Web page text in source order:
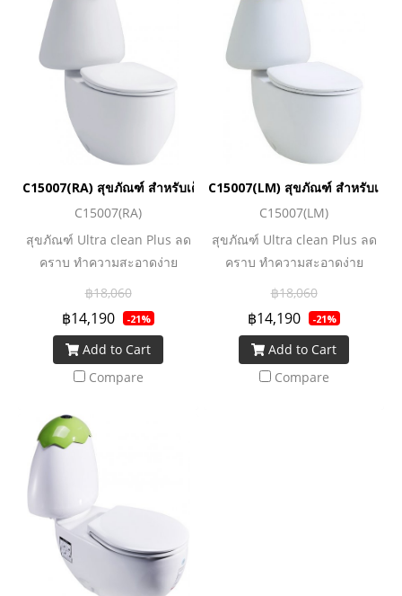
C15007(RA) สุขภัณฑ์ สำหรับเด็ก 3.75 ลิตร รุ่น GOOGAI (สีชมพู)
C15007(RA)
สุขภัณฑ์ Ultra clean Plus ลด
คราบ ทำความสะอาดง่าย
สุขภัณฑ์สำหรับเด็กวัย 3-12 ปี
ฝาปิดหม้อน้ำทรงเปลือกไข่ 3 สี
สดใส : สีเขียวกีวี่ สีเขียวมะนาว
และ สีชมพู ระบบประหยัดน้ำ
ใช้น้ำเพียง 3.75 ลิตร
฿18,060
฿14,190 -21%
Add to Cart
Compare
C15007(LM) สุขภัณฑ์ สำหรับเด็ก
C15007(LM)
สุขภัณฑ์ Ultra clean Plus ลด
คราบ ทำความสะอาดง่าย
สุขภัณฑ์สำหรับเด็กวัย 3-12 ปี
ฝาปิดหม้อน้ำทรงเปลือกไข่ 3 สี
สดใส : สีเขียวกีวี่ สีเขียวมะนาว
และ สีชมพู ระบบประหยัดน้ำ
ใช้น้ำเพียง 3.75 ลิตร
฿18,060
฿14,190 -21%
Add to Cart
Compare